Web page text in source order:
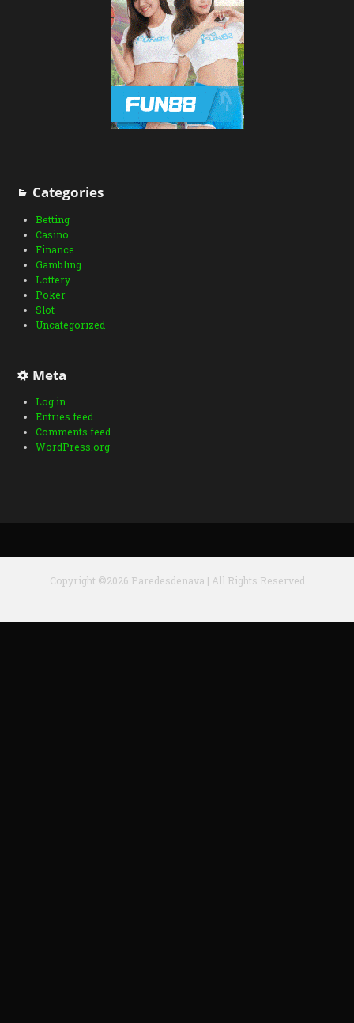
Categories
Betting
Casino
Finance
Gambling
Lottery
Poker
Slot
Uncategorized
Meta
Log in
Entries feed
Comments feed
WordPress.org
Copyright ©2026 Paredesdenava | All Rights Reserved